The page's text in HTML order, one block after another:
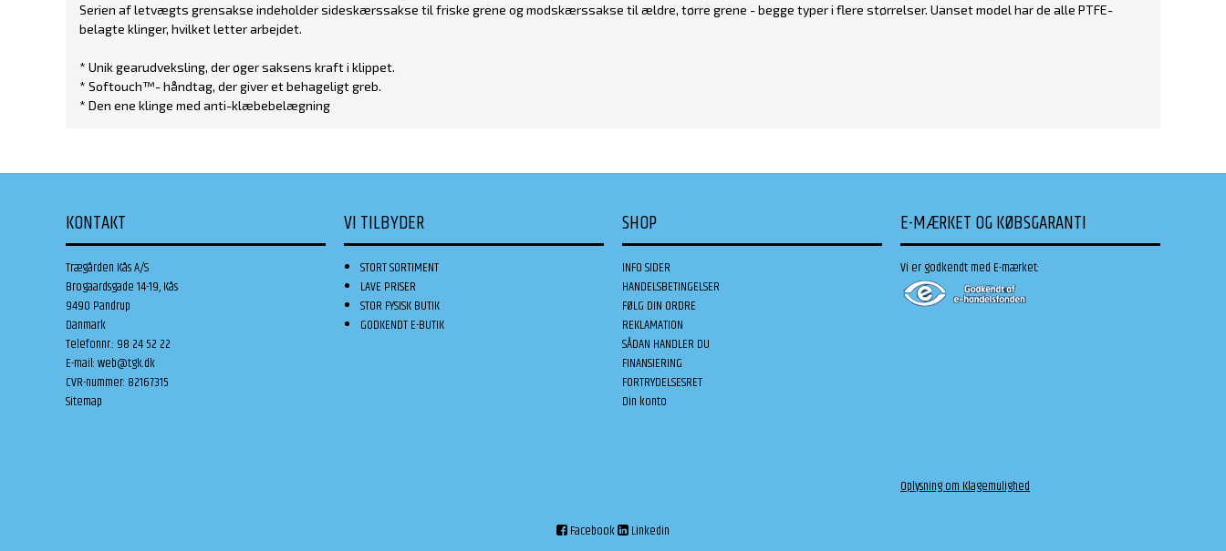
Serien af letvægts grensakse indeholder sideskærssakse til friske grene og modskærssakse til ældre, tørre grene - begge typer i flere størrelser. Uanset model har de alle PTFE-
belagte klinger, hvilket letter arbejdet.
* Unik gearudveksling, der øger saksens kraft i klippet.
* Softouch™- håndtag, der giver et behageligt greb.
* Den ene klinge med anti-klæbebelægning
KONTAKT
Trægården Kås A/S
Brogaardsgade 14-19, Kås
9490 Pandrup
Danmark
Telefonnr.: 98 24 52 22
E-mail:web@tgk.dk
CVR-nummer: 82167315
Sitemap
VI TILBYDER
STORT SORTIMENT
LAVE PRISER
STOR FYSISK BUTIK
GODKENDT E-BUTIK
SHOP
INFO SIDER
HANDELSBETINGELSER
FØLG DIN ORDRE
REKLAMATION
SÅDAN HANDLER DU
FINANSIERING
FORTRYDELSESRET
Din konto
E-MÆRKET OG KØBSGARANTI
Vi er godkendt med E-mærket:
Oplysning om Klagemulighed
Facebook Linkedin